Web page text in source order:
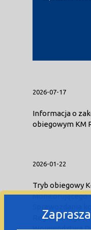
Pobierz
2026-07-17
Informacja o
obiegowym KM
2026-01-22
Tryb obiegowy
Monitorującego
Regionalnego
Województwa